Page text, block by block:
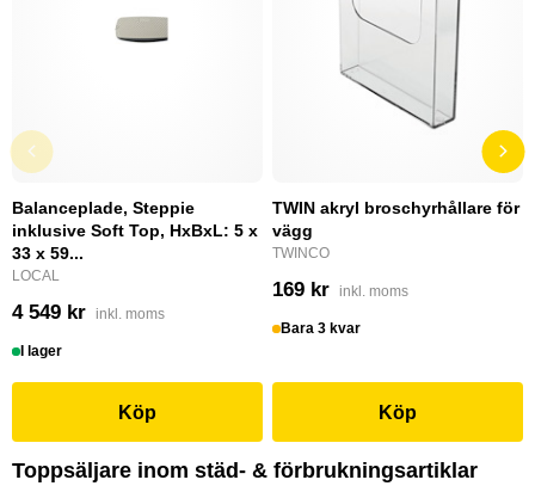
Balanceplade, Steppie
inklusive Soft Top, HxBxL: 5 x
33 x 59...
LOCAL
4 549 kr inkl. moms
I lager
Köp
TWIN akryl broschyrhållare för
vägg
TWINCO
169 kr inkl. moms
Bara 3 kvar
Köp
Toppsäljare inom städ- & förbrukningsartiklar